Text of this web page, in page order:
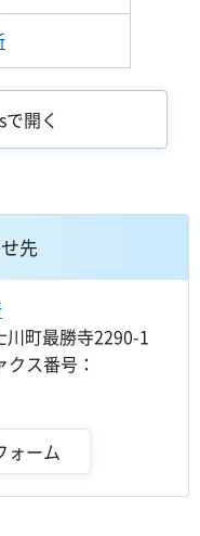
開く
先
町最勝寺2290-1
ス番号：